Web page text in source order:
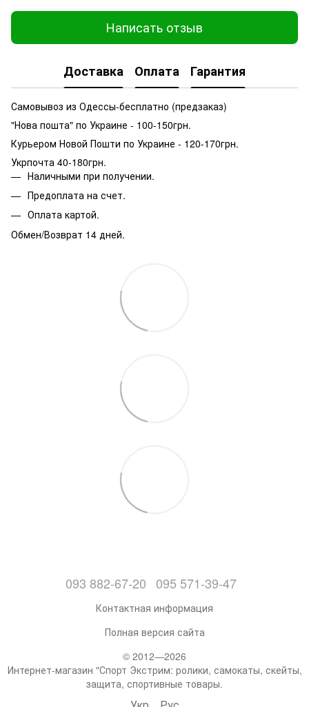
Написать отзыв
Доставка Оплата Гарантия
Самовывоз из Одессы-бесплатно (предзаказ)
"Нова пошта" по Украине - 100-150грн.
Курьером Новой Пошти по Украине - 120-170грн.
Укрпочта 40-180грн.
Наличными при получении.
Предоплата на счет.
Оплата картой.
Обмен/Возврат 14 дней.
093 882-67-20 095 571-39-47
Контактная информация
Полная версия сайта
© 2012—2026
Интернет-магазин "Спорт Экстрим: ролики, самокаты, скейты,
защита, спортивные товары.